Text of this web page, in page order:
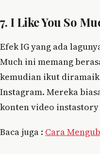
7. I Like You So
Efek IG yang ada
Much ini memang
kemudian ikut
Instagram. Mereka
konten video
Baca juga : Cara